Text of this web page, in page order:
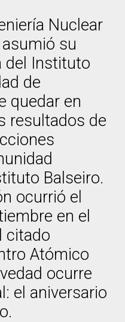
Nuclear
su
del Instituto
de
quedar en
resultados de
Balseiro.
ocurrió el
en el
citado
Atómico
ocurre
el aniversario